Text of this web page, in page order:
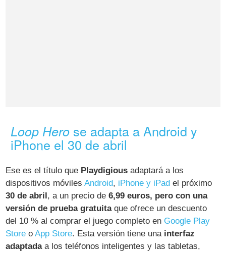
Loop Hero se adapta a Android y
iPhone el 30 de abril
Ese es el título que Playdigious adaptará a los
dispositivos móvilesAndroid, iPhone y iPad el próximo
30 de abril, a un precio de6,99 euros, pero con una
versión de prueba gratuitaque ofrece un descuento
del 10 % al comprar el juego completo en Google Play
Store oApp Store. Esta versión tiene una interfaz
adaptadaa los teléfonos inteligentes y las tabletas,